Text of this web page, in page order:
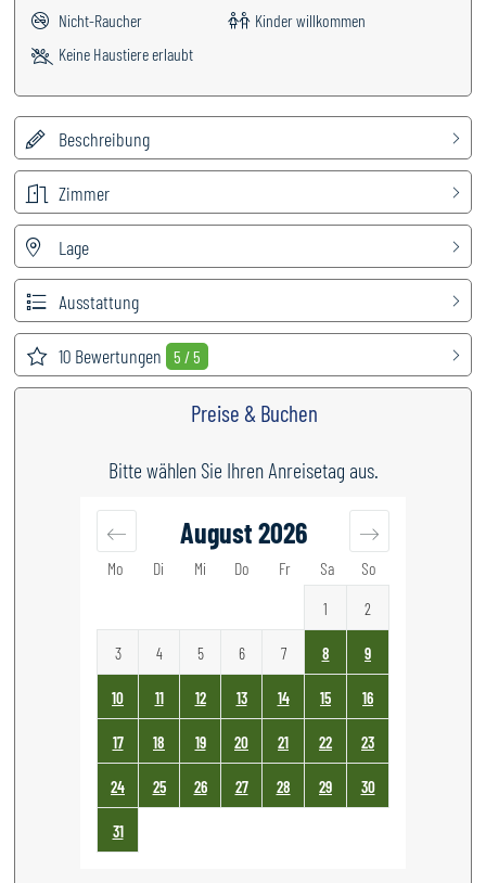
Nicht-Raucher
Kinder willkommen
Keine Haustiere erlaubt
Beschreibung
Zimmer
Lage
Ausstattung
10 Bewertungen 5 / 5
Preise & Buchen
Bitte wählen Sie Ihren Anreisetag aus.
Mo Di Mi Do Fr Sa So
August2026
1 2
3 4 5 6 7 8 9
10 11 12 13 14 15 16
17 18 19 20 21 22 23
24 25 26 27 28 29 30
31